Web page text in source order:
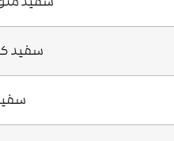
سفید
سفید